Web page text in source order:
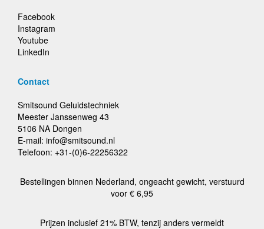
Facebook
Instagram
Youtube
LinkedIn
Contact
Smitsound Geluidstechniek
Meester Janssenweg 43
5106 NA Dongen
E-mail: info@smitsound.nl
Telefoon: +31-(0)6-22256322
Bestellingen binnen Nederland, ongeacht gewicht, verstuurd
voor € 6,95
Prijzen inclusief 21% BTW, tenzij anders vermeldt